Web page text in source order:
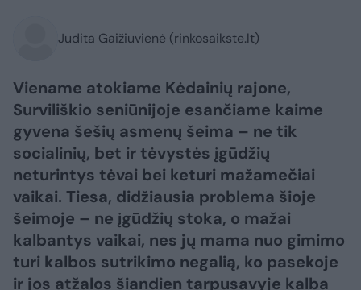
Judita Gaižiuvienė (rinkosaikste.lt)
Viename atokiame Kėdainių rajone,
Surviliškio seniūnijoje esančiame kaime
gyvena šešių asmenų šeima – ne tik
socialinių, bet ir tėvystės įgūdžių
neturintys tėvai bei keturi mažamečiai
vaikai. Tiesa, didžiausia problema šioje
šeimoje – ne įgūdžių stoka, o mažai
kalbantys vaikai, nes jų mama nuo gimimo
turi kalbos sutrikimo negalią, ko pasekoje
ir jos atžalos šiandien tarpusavyje kalba